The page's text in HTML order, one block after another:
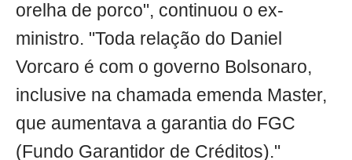
orelha de porco", continuou o ex-
ministro. "Toda relação do Daniel
Vorcaro é com o governo Bolsonaro,
inclusive na chamada emenda Master,
que aumentava a garantia do FGC
(Fundo Garantidor de Créditos)."